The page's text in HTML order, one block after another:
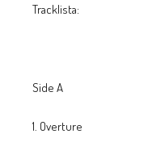
Tracklista:
Side A
1. Overture